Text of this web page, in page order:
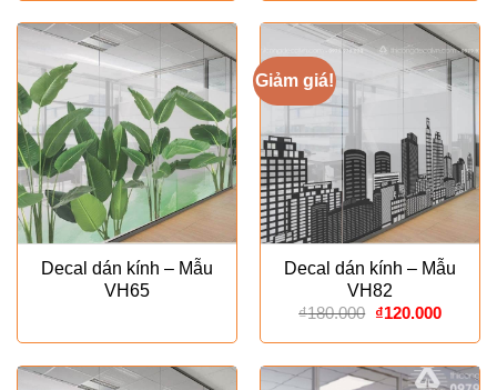
Decal dán kính – Mẫu
VH65
Giảm giá!
Decal dán kính – Mẫu
VH82
₫180.000 Giá
là:
₫180.000.
₫120.000Giá
tại
là: